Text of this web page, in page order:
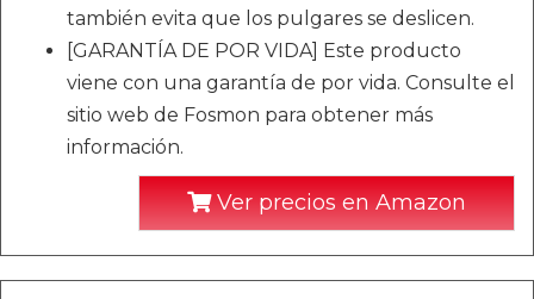
también evita que los pulgares se deslicen.
[GARANTÍA DE POR VIDA] Este producto
viene con una garantía de por vida. Consulte el
sitio web de Fosmon para obtener más
información.
Ver precios en Amazon